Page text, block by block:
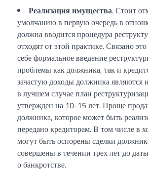
Реализация имущества. Стоит
умолчанию в первую очередь в
должна вводится процедура
отходят от этой практике. Связано
себе формальное введение
проблемы как должника, так и
зачастую доходы должника являются
в лучшем случае план
утвержден на 10-15 лет. Проще
должника, которое может быть
передано кредиторам. В том числе в
могут быть оспорены сделки
совершены в течении трех лет до
о банкротстве.